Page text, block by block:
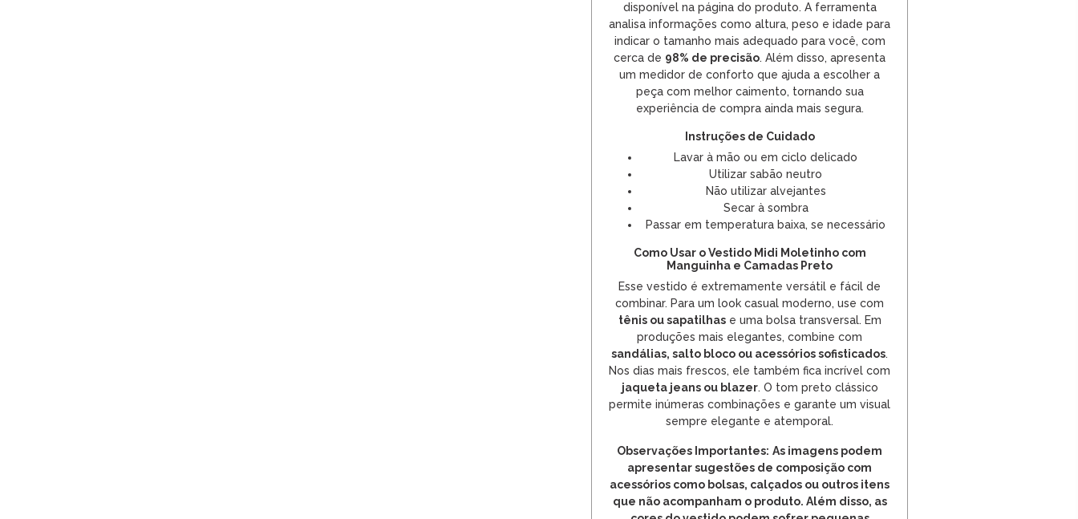
disponível na página do produto. A ferramenta
analisa informações como altura, peso e idade para
indicar o tamanho mais adequado para você, com
cerca de 98% de precisão. Além disso, apresenta
um medidor de conforto que ajuda a escolher a
peça com melhor caimento, tornando sua
experiência de compra ainda mais segura.
Instruções de Cuidado
Lavar à mão ou em ciclo delicado
Utilizar sabão neutro
Não utilizar alvejantes
Secar à sombra
Passar em temperatura baixa, se necessário
Como Usar o Vestido Midi Moletinho com
Manguinha e Camadas Preto
Esse vestido é extremamente versátil e fácil de
combinar. Para um look casual moderno, use com
tênis ou sapatilhase uma bolsa transversal. Em
produções mais elegantes, combine com
sandálias, salto bloco ou acessórios sofisticados.
Nos dias mais frescos, ele também fica incrível com
jaqueta jeans ou blazer. O tom preto clássico
permite inúmeras combinações e garante um visual
sempre elegante e atemporal.
Observações Importantes: As imagens podem
apresentar sugestões de composição com
acessórios como bolsas, calçados ou outros itens
que não acompanham o produto. Além disso, as